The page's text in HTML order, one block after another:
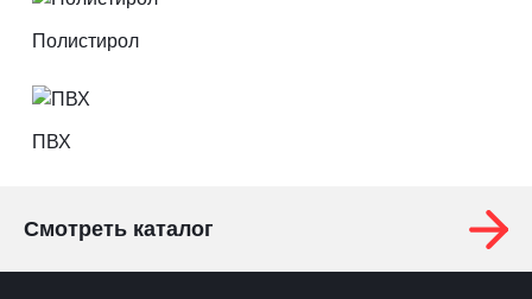
Полистирол
ПВХ
Смотреть каталог